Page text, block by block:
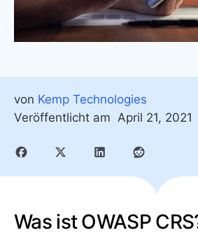
von Kemp Technologies
Veröffentlicht am April 21, 2021
Was ist OWASP